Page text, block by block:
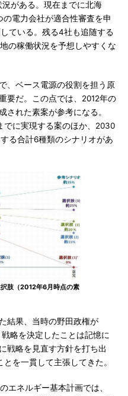
がある。現在までに北海
電力会社が適合性審査を申
ている。残る4社も追随する
の稼働状況を予想しやすくな
、ベース電源の役割を担う原
要だ。この点では、2012年の
された素案が参考になる。
でに実現する案のほか、2030
る合計6種類のシナリオがあ
肢（2012年6月時点の素
結果、当時の野田政権が
略を決定したことは記憶に
戦略を見直す方針を打ち出
を一貫して主張してきた。
エネルギー基本計画では、